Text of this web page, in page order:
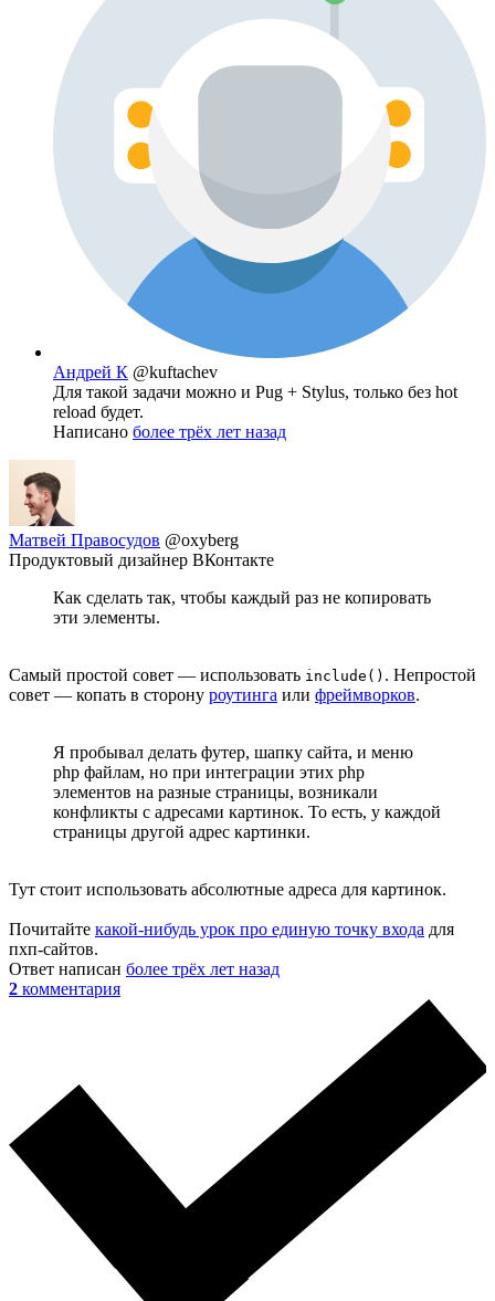
Андрей К @kuftachev
Для такой задачи можно и Pug + Stylus, только без hot
reload будет.
Написано более трёх лет назад
Матвей Правосудов @oxyberg
Продуктовый дизайнер ВКонтакте
Как сделать так, чтобы каждый раз не копировать
эти элементы.
Самый простой совет — использовать include() . Непростой
совет — копать в сторону роутинга или фреймворков.
Я пробывал делать футер, шапку сайта, и меню
php файлам, но при интеграции этих php
элементов на разные страницы, возникали
конфликты с адресами картинок. То есть, у каждой
страницы другой адрес картинки.
Тут стоит использовать абсолютные адреса для картинок.
Почитайте какой-нибудь урок про единую точку входа для
пхп-сайтов.
Ответ написан более трёх лет назад
2 комментария